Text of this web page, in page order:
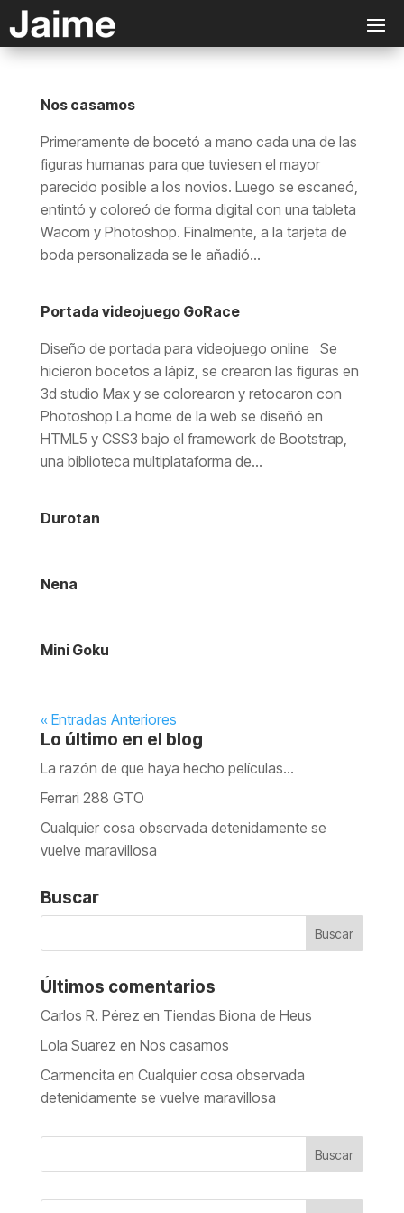
Nos casamos
Primeramente de bocetó a mano cada una de las
figuras humanas para que tuviesen el mayor
parecido posible a los novios. Luego se escaneó,
entintó y coloreó de forma digital con una tableta
Wacom y Photoshop. Finalmente, a la tarjeta de
boda personalizada se le añadió...
Portada videojuego GoRace
Diseño de portada para videojuego online Se
hicieron bocetos a lápiz, se crearon las figuras en
3d studio Max y se colorearon y retocaron con
Photoshop La home de la web se diseñó en
HTML5 y CSS3 bajo el framework de Bootstrap,
una biblioteca multiplataforma de...
Durotan
Nena
Mini Goku
« Entradas Anteriores
Lo último en el blog
La razón de que haya hecho películas…
Ferrari 288 GTO
Cualquier cosa observada detenidamente se
vuelve maravillosa
Buscar
Últimos comentarios
Carlos R. Pérez en Tiendas Biona de Heus
Lola Suarez en Nos casamos
Carmencita en Cualquier cosa observada
detenidamente se vuelve maravillosa